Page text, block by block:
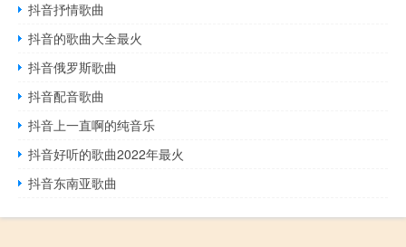
抖音抒情歌曲
抖音的歌曲大全最火
抖音俄罗斯歌曲
抖音配音歌曲
抖音上一直啊的纯音乐
抖音好听的歌曲2022年最火
抖音东南亚歌曲